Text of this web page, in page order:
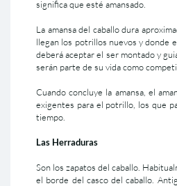
significa que esté amansado.
La amansa del caballo dura
llegan los potrillos nuevos y donde
deberá aceptar el ser montado y
serán parte de su vida como
Cuando concluye la amansa, el
exigentes para el potrillo, los que
tiempo.
Las Herraduras
Son los zapatos del caballo.
el borde del casco del caballo.